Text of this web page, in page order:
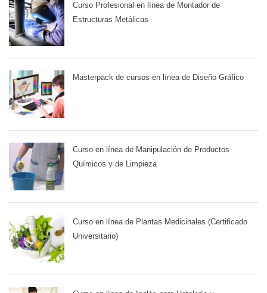
Curso Profesional en línea de Montador de
Estructuras Metálicas
Masterpack de cursos en línea de Diseño Gráfico
Curso en línea de Manipulación de Productos
Químicos y de Limpieza
Curso en línea de Plantas Medicinales (Certificado
Universitario)